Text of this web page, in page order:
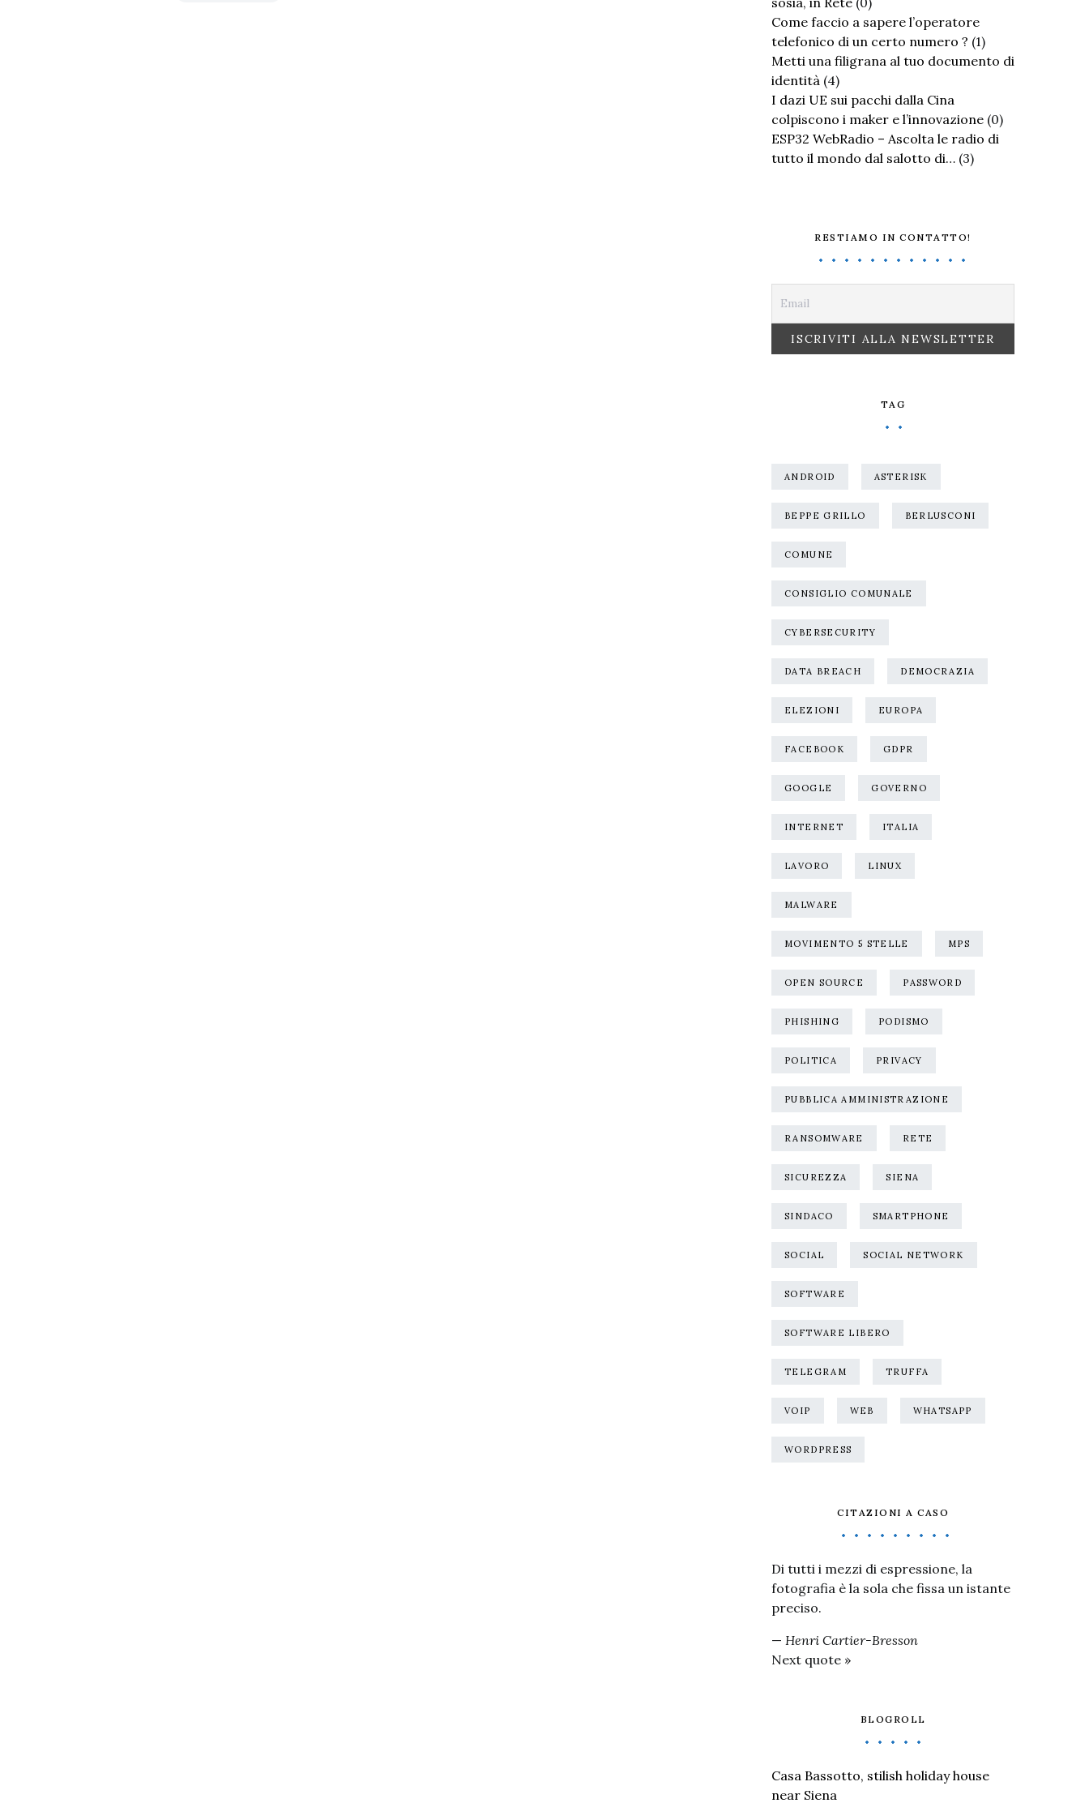
Come faccio a sapere l’operatore
telefonico di un certo numero ? (1)
Metti una filigrana al tuo documento di
identità (4)
I dazi UE sui pacchi dalla Cina
colpiscono i maker e l’innovazione (0)
ESP32 WebRadio – Ascolta le radio di
tutto il mondo dal salotto di… (3)
RESTIAMO IN CONTATTO!
TAG
ANDROID ASTERISK
BEPPE GRILLO BERLUSCONI
COMUNE
CONSIGLIO COMUNALE
CYBERSECURITY
DATA BREACH DEMOCRAZIA
ELEZIONI EUROPA
FACEBOOK GDPR
GOOGLE GOVERNO
INTERNET ITALIA
LAVORO LINUX
MALWARE
MOVIMENTO 5 STELLE MPS
OPEN SOURCE PASSWORD
PHISHING PODISMO
POLITICA PRIVACY
PUBBLICA AMMINISTRAZIONE
RANSOMWARE RETE
SICUREZZA SIENA
SINDACO SMARTPHONE
SOCIAL SOCIAL NETWORK
SOFTWARE
SOFTWARE LIBERO
TELEGRAM TRUFFA
VOIP WEB WHATSAPP
WORDPRESS
CITAZIONI A CASO
Di tutti i mezzi di espressione, la
fotografia è la sola che fissa un istante
preciso.
— Henri Cartier-Bresson
Next quote »
BLOGROLL
Casa Bassotto, stilish holiday house
near Siena